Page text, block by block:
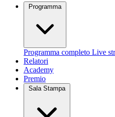
Programma
Programma completo Live
Relatori
Academy
Premio
Sala Stampa